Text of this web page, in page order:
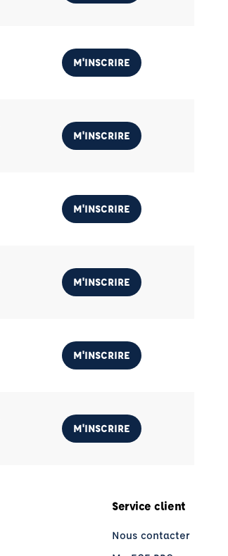
M'INSCRIRE
M'INSCRIRE
M'INSCRIRE
M'INSCRIRE
M'INSCRIRE
M'INSCRIRE
Service client
Nous contacter